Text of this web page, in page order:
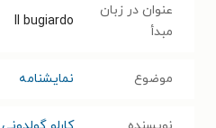
عنوان در زبان
مبدأ
Il bugiardo
موضوع نمایشنامه